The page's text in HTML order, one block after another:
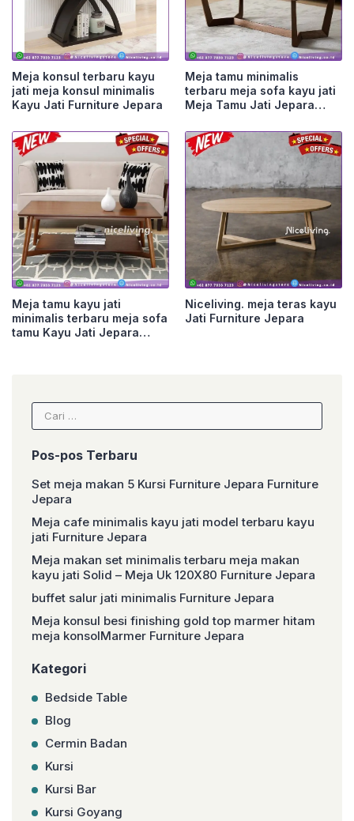
Meja konsul terbaru kayu
jati meja konsul minimalis
Kayu Jati Furniture Jepara
Meja tamu minimalis
terbaru meja sofa kayu jati
Meja Tamu Jati Jepara
Meja tamu kayu jati
minimalis terbaru meja sofa
tamu Kayu Jati Jepara
Niceliving. meja teras kayu
Jati Furniture Jepara
Cari
untuk:
Pos-pos Terbaru
Set meja makan 5 Kursi Furniture Jepara Furniture
Jepara
Meja cafe minimalis kayu jati model terbaru kayu
jati Furniture Jepara
Meja makan set minimalis terbaru meja makan
kayu jati Solid – Meja Uk 120X80 Furniture Jepara
buffet salur jati minimalis Furniture Jepara
Meja konsul besi finishing gold top marmer hitam
meja konsolMarmer Furniture Jepara
Kategori
Bedside Table
Blog
Cermin Badan
Kursi
Kursi Bar
Kursi Goyang